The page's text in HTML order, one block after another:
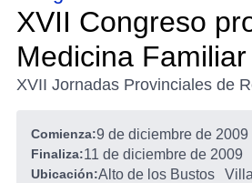
XVII Congreso
Medicina
XVII Jornadas Provinciales de
Comienza:9 de diciembre de 2009
Finaliza:11 de diciembre de 2009
Ubicación:Alto de los Bustos